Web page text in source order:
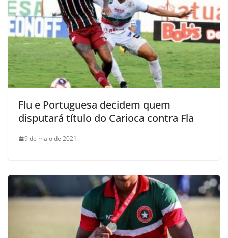
Flu e Portuguesa decidem quem
disputará título do Carioca contra Fla
9 de maio de 2021